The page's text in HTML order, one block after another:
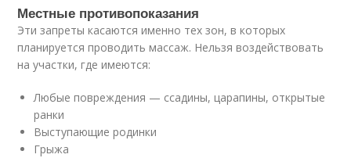
Местные противопоказания
Эти запреты касаются именно тех зон, в которых
планируется проводить массаж. Нельзя воздействовать
на участки, где имеются:
Любые повреждения — ссадины, царапины, открытые
ранки
Выступающие родинки
Грыжа